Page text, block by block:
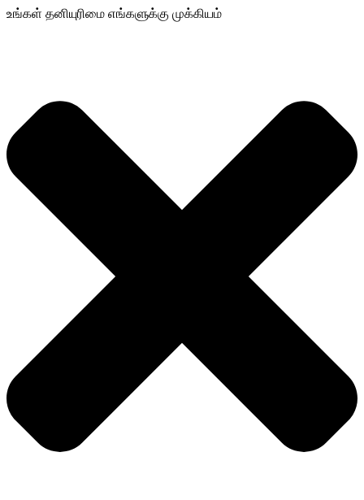
உங்கள் தனியுரிமை எங்களுக்கு முக்கியம்